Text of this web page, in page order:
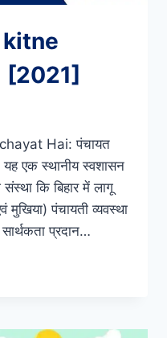
[2021]
Hai: पंचायत
यह एक स्थानीय स्वशासन
कि बिहार में लागू
मुखिया) पंचायती व्यवस्था
प्रदान…